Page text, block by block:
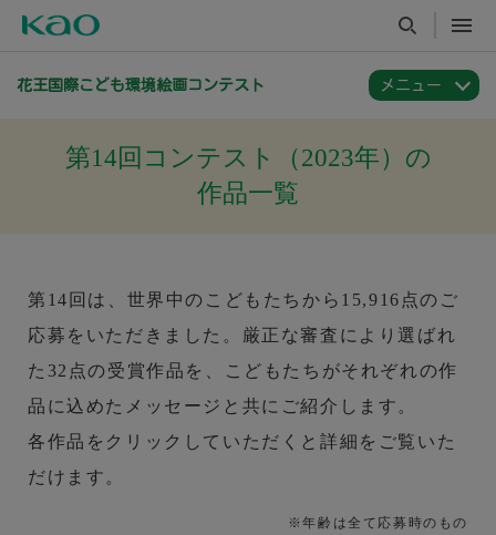
花王国際こども環境絵画コンテスト
第14回コンテスト（2023年）の
作品一覧
第14回は、世界中のこどもたちから15,916点のご
応募をいただきました。厳正な審査により選ばれ
た32点の受賞作品を、こどもたちがそれぞれの作
品に込めたメッセージと共にご紹介します。
各作品をクリックしていただくと詳細をご覧いた
だけます。
※年齢は全て応募時のもの